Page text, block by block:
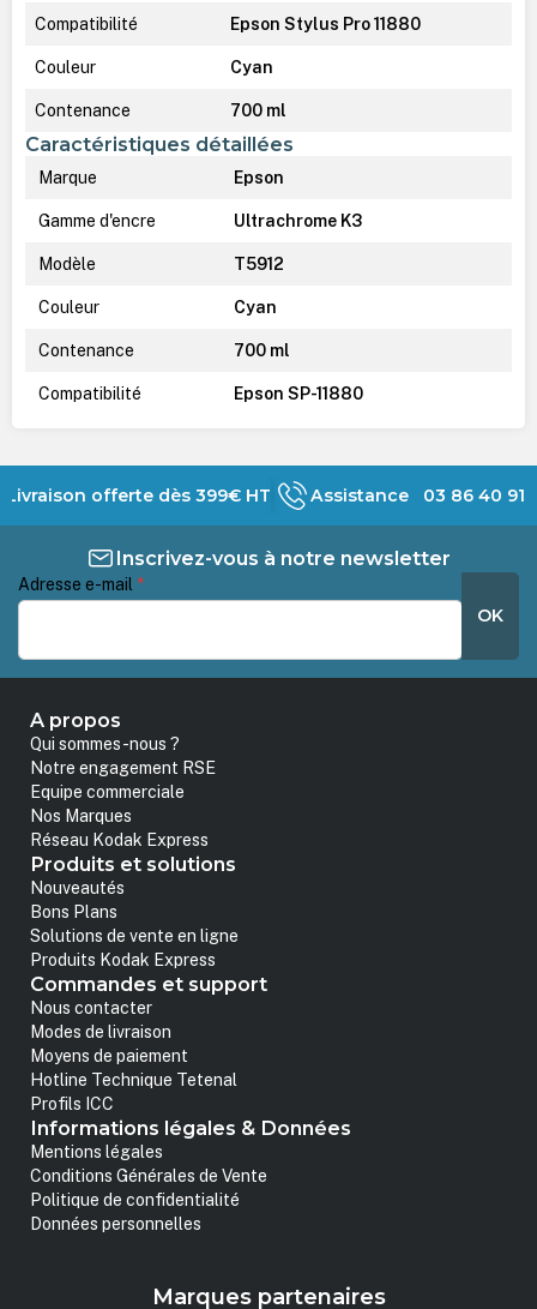
Compatibilité Epson Stylus Pro 11880
Couleur Cyan
Contenance 700 ml
Caractéristiques détaillées
Marque Epson
Gamme d'encre Ultrachrome K3
Modèle T5912
Couleur Cyan
Contenance 700 ml
Compatibilité Epson SP-11880
Livraison offerte dès 399€ HT Assistance 03 86 40 91
Inscrivez-vous à notre newsletter
Adresse e-mail *
OK
A propos
Qui sommes-nous ?
Notre engagement RSE
Equipe commerciale
Nos Marques
Réseau Kodak Express
Produits et solutions
Nouveautés
Bons Plans
Solutions de vente en ligne
Produits Kodak Express
Commandes et support
Nous contacter
Modes de livraison
Moyens de paiement
Hotline Technique Tetenal
Profils ICC
Informations légales & Données
Mentions légales
Conditions Générales de Vente
Politique de confidentialité
Données personnelles
Marques partenaires